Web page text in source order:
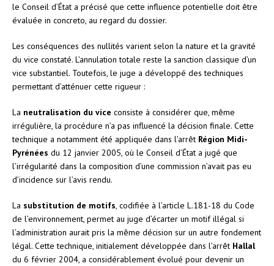
le Conseil d’État a précisé que cette influence potentielle doit être
évaluée in concreto, au regard du dossier.
Les conséquences des nullités varient selon la nature et la gravité
du vice constaté. L’annulation totale reste la sanction classique d’un
vice substantiel. Toutefois, le juge a développé des techniques
permettant d’atténuer cette rigueur :
La neutralisation du vice consiste à considérer que, même
irrégulière, la procédure n’a pas influencé la décision finale. Cette
technique a notamment été appliquée dans l’arrêt Région Midi-
Pyrénées du 12 janvier 2005, où le Conseil d’État a jugé que
l’irrégularité dans la composition d’une commission n’avait pas eu
d’incidence sur l’avis rendu.
La substitution de motifs, codifiée à l’article L.181-18 du Code
de l’environnement, permet au juge d’écarter un motif illégal si
l’administration aurait pris la même décision sur un autre fondement
légal. Cette technique, initialement développée dans l’arrêt Hallal
du 6 février 2004, a considérablement évolué pour devenir un